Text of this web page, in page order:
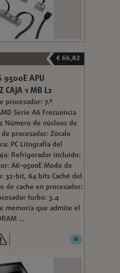
€ 66,82
9500E APU
CAJA 1 MB L2
procesador: 7.ª
Serie A6 Frecuencia
Número de núcleos de
procesador: Zócalo
PC Litografía del
Refrigerador incluido:
A6-9500E Modo de
32-bit, 64 bits Caché del
de cache en procesador:
turbo: 3.4
memoria que admite el
...
N